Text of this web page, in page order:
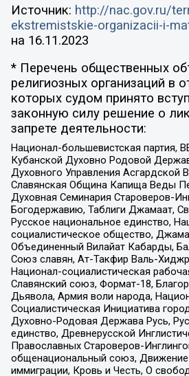
Источник: http://nac.gov.ru/
ekstremistskie-organizacii-i-
на 16.11.2023
* Перечень общественных
религиозных организаций в
которых судом принято
законную силу решение о
запрете деятельности:
Национал-большевистская партия,
Кубанской Духовно Родовой
Духовного Управления Асгардской
Славянская Община Капища Веды
Духовная Семинария Староверов-
Богодержавию, Таблиги Джамаат,
Русское национальное единство,
социалистическое общество,
Объединенный Вилайат Кабарды,
Союз славян, Ат-Такфир Валь-
Национал-социалистическая
Славянский союз, Формат-18,
Дьявола, Армия воли народа,
Социалистическая Инициатива
Духовно-Родовая Держава Русь,
единство, Древнерусской
Православных Староверов-
общенациональный союз, Движение
иммиграции, Кровь и Честь, О